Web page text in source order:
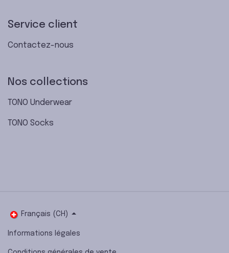
Service client
Contactez-nous
Nos collections
TONO Underwear
TONO Socks
Français (CH)
Informations légales